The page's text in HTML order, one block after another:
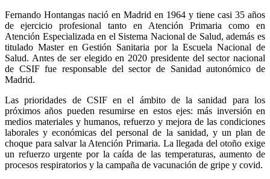
Fernando Hontangas nació en Madrid en 1964 y tiene casi 35 años
de ejercicio profesional tanto en Atención Primaria como en
Atención Especializada en el Sistema Nacional de Salud, además es
titulado Master en Gestión Sanitaria por la Escuela Nacional de
Salud. Antes de ser elegido en 2020 presidente del sector nacional
de CSIF fue responsable del sector de Sanidad autonómico de
Madrid.
Las prioridades de CSIF en el ámbito de la sanidad para los
próximos años pueden resumirse en estos ejes: más inversión en
medios materiales y humanos, refuerzo y mejora de las condiciones
laborales y económicas del personal de la sanidad, y un plan de
choque para salvar la Atención Primaria. La llegada del otoño exige
un refuerzo urgente por la caída de las temperaturas, aumento de
procesos respiratorios y la campaña de vacunación de gripe y covid.